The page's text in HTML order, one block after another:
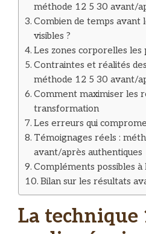
méthode 12 5 30 avant/
Combien de temps avant
visibles ?
Les zones corporelles les
Contraintes et réalités
méthode 12 5 30 avant/
Comment maximiser les
transformation
Les erreurs qui
Témoignages réels :
avant/après authentiques
Compléments possibles
Bilan sur les résultats
La technique